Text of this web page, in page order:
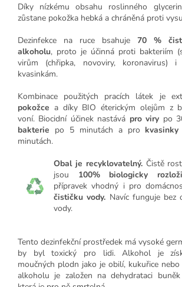
Díky nízkému obsahu roslinného
zůstane pokožka hebká a chráněná proti
Dezinfekce na ruce bsahuje 70 %
alkoholu, proto je účinná proti bakteriím
virům (chřipka, novoviry,
kvasinkám.
Kombinace použitých pracích látek je
pokožce a díky BIO éterickým olejům z
voní. Biocidní účinek nastává pro viry po
bakterie po 5 minutách a pro
minutách.
Obal je recyklovatelný. Čistě
jsou 100% biologicky
přípravek vhodný i pro
čističku vody. Navíc funguje
vody.
Tento dezinfekční prostředek má vysoké
by byl toxický pro lidi. Alkohol je
moučných plodn jako je obilí, kukuřice
alkoholu je založen na dehydrataci